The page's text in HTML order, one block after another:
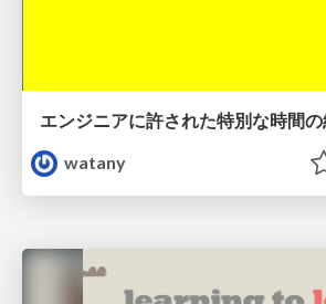
エンジニアに許された特別な時間の
watany